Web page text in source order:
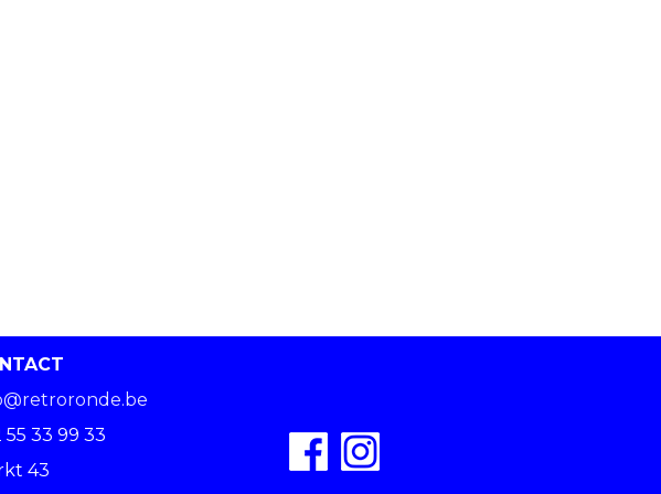
55 33 99 33
43